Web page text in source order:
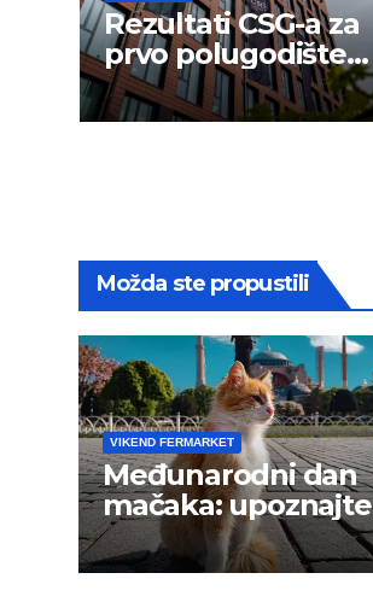
Rezultati CSG-a za
prvo polugodište
2026.
Možda ste propustili
VIKEND FERMARKET
Međunarodni dan
mačaka: upoznajte
istanbulske mace